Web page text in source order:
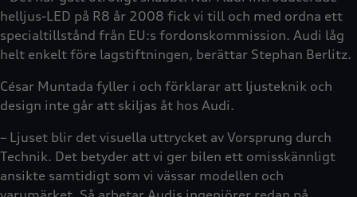
helljus-LED på R8 år 2008 fick vi till och med ordna ett
specialtillstånd från EU:s fordonskommission. Audi låg
helt enkelt före lagstiftningen, berättar Stephan Berlitz.
César Muntada fyller i och förklarar att ljusteknik och
design inte går att skiljas åt hos Audi.
– Ljuset blir det visuella uttrycket av Vorsprung durch
Technik. Det betyder att vi ger bilen ett omisskännligt
ansikte samtidigt som vi vässar modellen och